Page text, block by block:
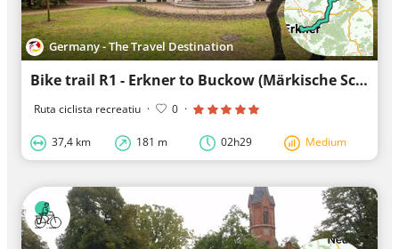
Germany - The Travel Destination
Bike trail R1 - Erkner to Buckow (Märkische Schweiz)
Ruta ciclista recreatiu · 0 ·
37,4 km 181 m 02h29 Medium